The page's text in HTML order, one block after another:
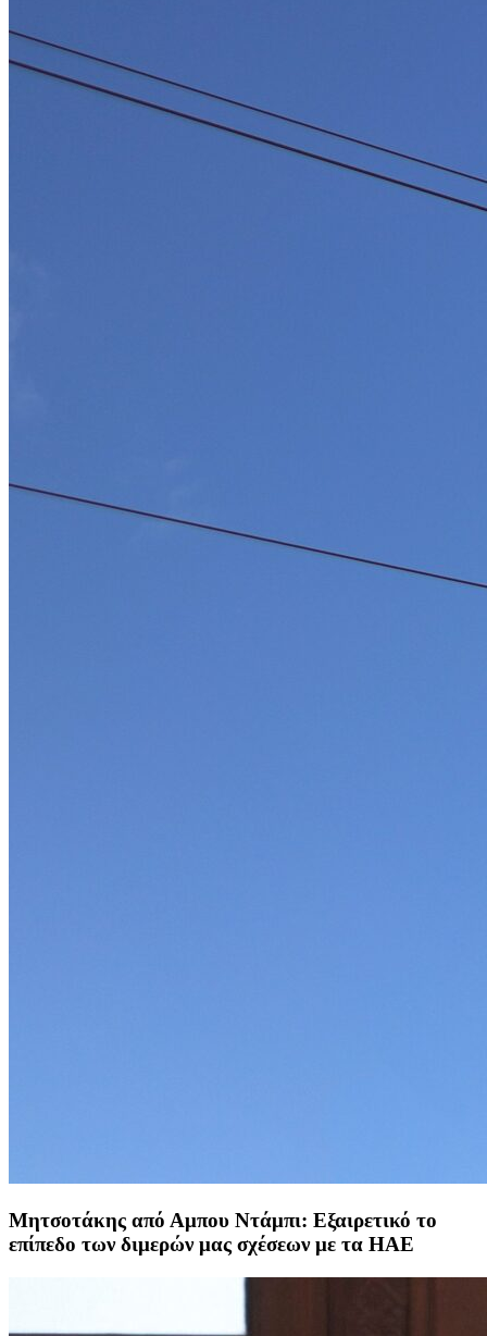
Μητσοτάκης από Αμπου Ντάμπι: Εξαιρετικό το
επίπεδο των διμερών μας σχέσεων με τα ΗΑΕ